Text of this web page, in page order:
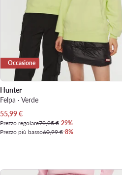
Occasione
Hunter
Felpa · Verde
Prezzo attuale
55,99€
Prezzo regolare79,95 €-29%
Prezzo più basso60,99 €-8%